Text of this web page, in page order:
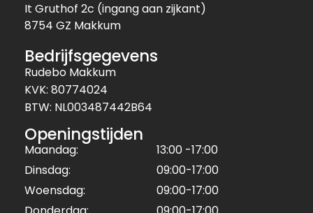
It Gruthof 2c (ingang aan zijkant)
8754 GZ Makkum
Bedrijfsgegevens
Rudebo Makkum
KVK: 80774024
BTW: NL003487442B64
Openingstijden
Maandag:
13:00 -17:00
Dinsdag:
09:00-17:00
Woensdag:
09:00-17:00